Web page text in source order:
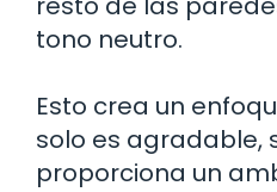
tono neutro.
Esto crea un
solo es agradable,
proporciona un